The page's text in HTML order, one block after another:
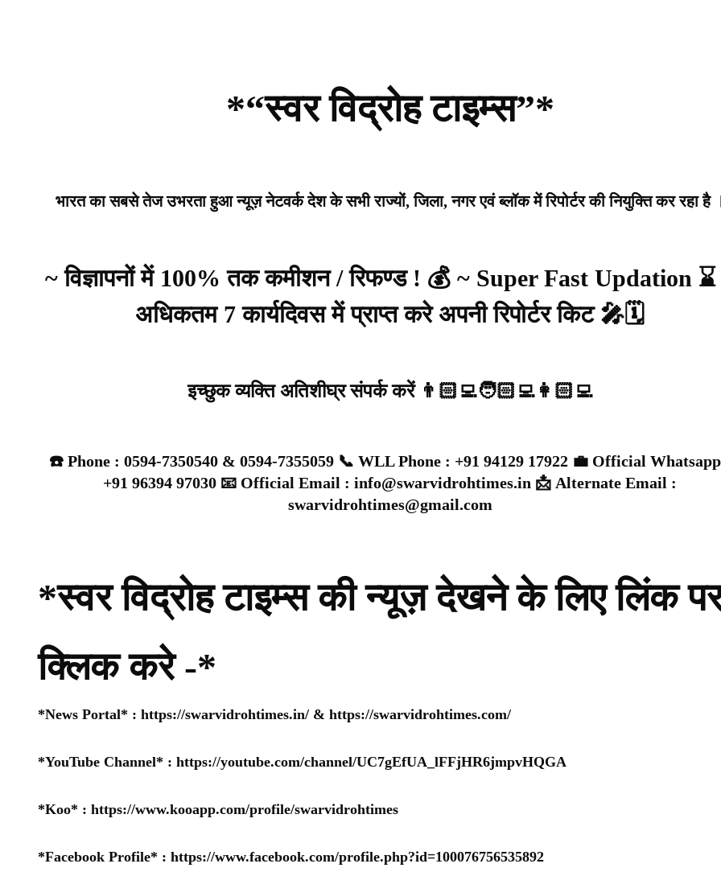
*“स्वर विद्रोह टाइम्स”*
भारत का सबसे तेज उभरता हुआ न्यूज़ नेटवर्क देश के सभी राज्यों, जिला, नगर एवं ब्लॉक में रिपोर्टर की नियुक्ति कर रहा है
~ विज्ञापनों में 100% तक कमीशन / रिफण्ड ! 💰 ~ Super Fast Updation
अधिकतम 7 कार्यदिवस में प्राप्त करे अपनी रिपोर्टर किट 🎤🗓️
इच्छुक व्यक्ति अतिशीघ्र संपर्क करें 👨🏻‍💻🧑🏻‍💻👩🏻‍💻
☎️ Phone : 0594-7350540 & 0594-7355059 📞 WLL Phone : +91 94129 17922 💼 Official
+91 96394 97030 📧 Official Email : info@swarvidrohtimes.in 📩 Alternate Email :
swarvidrohtimes@gmail.com
*स्वर विद्रोह टाइम्स की न्यूज़ देखने के लिए लिंक
क्लिक करे -*
*News Portal* : https://swarvidrohtimes.in/ & https://swarvidrohtimes.com/
*YouTube Channel* : https://youtube.com/channel/UC7gEfUA_lFFjHR6jmpvHQGA
*Koo* : https://www.kooapp.com/profile/swarvidrohtimes
*Facebook Profile* : https://www.facebook.com/profile.php?id=100076756535892